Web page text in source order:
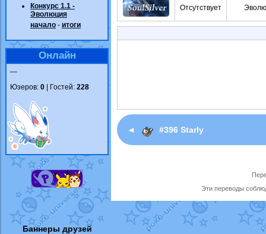
Конкурс 1.1 -
Эволюция
начало - итоги
Онлайн
—
Юзеров: 0 | Гостей: 228
Баннеры друзей
Отсутствует
◄ #396 Starly
Эти переводы